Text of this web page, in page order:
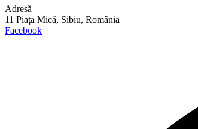
Adresă
11 Piața Mică, Sibiu, România
Facebook